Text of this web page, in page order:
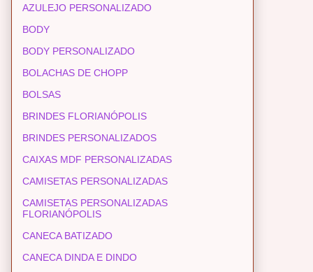
AZULEJO PERSONALIZADO
BODY
BODY PERSONALIZADO
BOLACHAS DE CHOPP
BOLSAS
BRINDES FLORIANÓPOLIS
BRINDES PERSONALIZADOS
CAIXAS MDF PERSONALIZADAS
CAMISETAS PERSONALIZADAS
CAMISETAS PERSONALIZADAS
FLORIANÓPOLIS
CANECA BATIZADO
CANECA DINDA E DINDO